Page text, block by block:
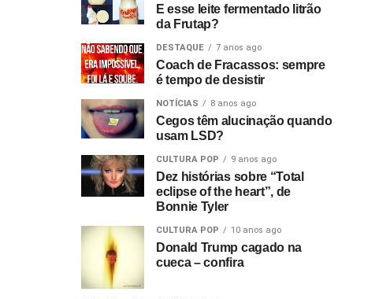
E esse leite fermentado litrão
da Frutap?
DESTAQUE 7 anos ago
Coach de Fracassos: sempre
é tempo de desistir
NOTÍCIAS 8 anos ago
Cegos têm alucinação quando
usam LSD?
CULTURA POP 9 anos ago
Dez histórias sobre “Total
eclipse of the heart”, de
Bonnie Tyler
CULTURA POP 10 anos ago
Donald Trump cagado na
cueca – confira